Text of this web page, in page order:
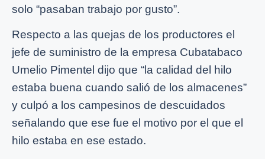
solo “pasaban trabajo por gusto”.
Respecto a las quejas de los productores el
jefe de suministro de la empresa Cubatabaco
Umelio Pimentel dijo que “la calidad del hilo
estaba buena cuando salió de los almacenes”
y culpó a los campesinos de descuidados
señalando que ese fue el motivo por el que el
hilo estaba en ese estado.